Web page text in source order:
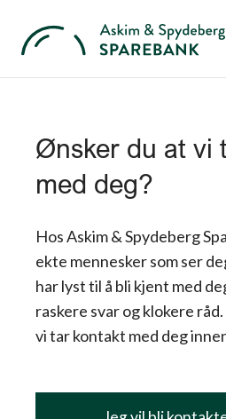
Ønsker du at vi
med deg?
Hos Askim & Spydeberg
ekte mennesker som ser
har lyst til å bli kjent med
raskere svar og klokere
vi tar kontakt med deg